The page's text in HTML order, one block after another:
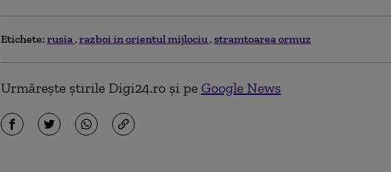
Etichete: rusia razboi in orientul mijlociu stramtoarea ormuz
Urmărește știrile Digi24.ro și pe Google News